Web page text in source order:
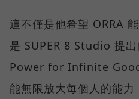
這不僅是他希望 ORRA
是 SUPER 8 Studio 提
Power for Infinite
能無限放大每個人的能